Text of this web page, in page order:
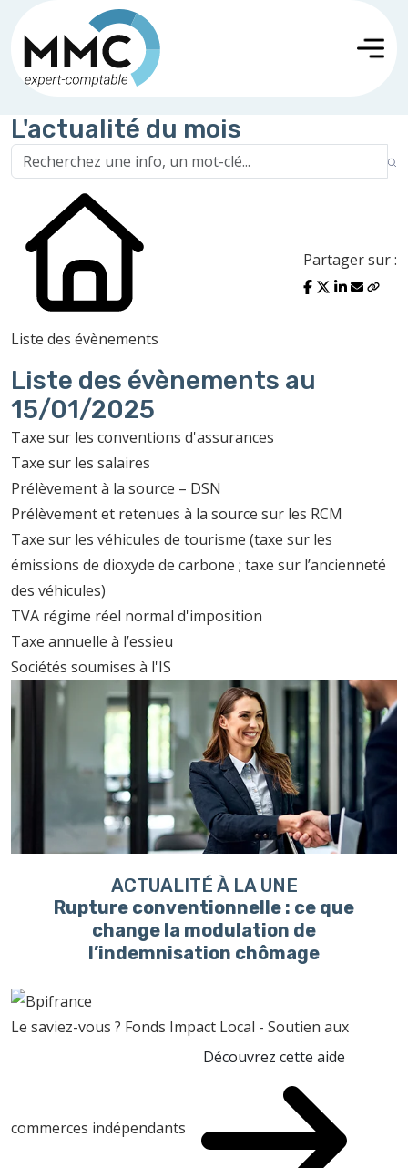
L'actualité du mois
Liste des évènements
Partager sur :
Liste des évènements au
15/01/2025
Taxe sur les conventions d'assurances
Taxe sur les salaires
Prélèvement à la source – DSN
Prélèvement et retenues à la source sur les RCM
Taxe sur les véhicules de tourisme (taxe sur les
émissions de dioxyde de carbone ; taxe sur l’ancienneté
des véhicules)
TVA régime réel normal d'imposition
Taxe annuelle à l’essieu
Sociétés soumises à l'IS
ACTUALITÉ À LA UNE
Rupture conventionnelle : ce que
change la modulation de
l’indemnisation chômage
Le saviez-vous ? Fonds Impact Local - Soutien aux
commerces indépendants
Découvrez cette aide